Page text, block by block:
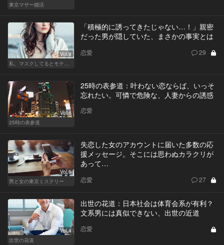
東京マザー婚活
Vol.9
「積極的に誘ってきたじゃない…！」親密
だった男が隠していた、まさかの事実とは
恋愛 29
Vol.1
25時の表参道
25時の表参道：叶わない恋ならば、いっそ
忘れたい。可憐で危険な、人妻からの誘惑
恋愛
Vol.6
男と女の東京ミステリー
失恋した女のアカウントに届いた多数の応
援メッセージ。そこには思わぬカラクリが
あって…
恋愛 27
Vol.4
出世の花道
出世の花道：日本社会は体育会系が有利？
文系男には真似できない、出世の近道
恋愛